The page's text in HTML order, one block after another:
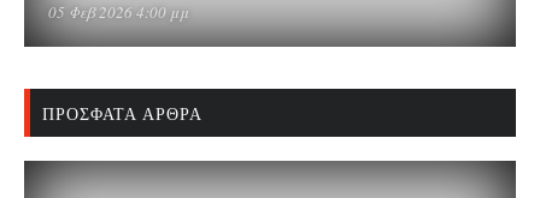
05 Φεβ 2026 4:00 μμ
ΠΡΌΣΦΑΤΑ ΆΡΘΡΑ